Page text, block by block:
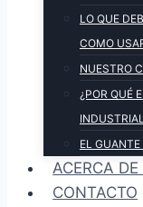
LO QUE
COMO
NUESTRO
¿POR QUÉ
EL
ACERCA
CONTACTO